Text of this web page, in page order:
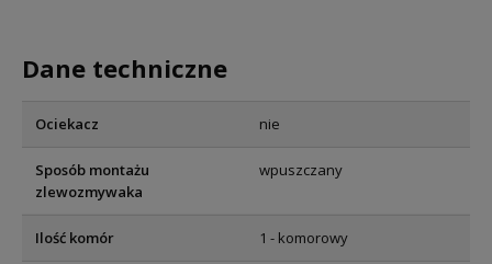
Dane techniczne
Ociekacz nie
Sposób montażu
zlewozmywaka
wpuszczany
Ilość komór 1 - komorowy